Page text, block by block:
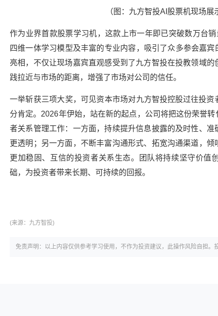
（图：九方智投AI股票机现场展
作为业界首款股票学习机，这款上市一年即已突破数万台
四维一体学习模型及丰富的专业内容，吸引了众多参会嘉
亮相，不仅让现场嘉宾直观感受到了九方智投在投教领域
践拉近与市场的距离，增强了市场对公司的信任。
一举斩获三项大奖，可见资本市场对九方智投控股过往投资
分肯定。2026年伊始，站在新的起点，公司将把这份荣誉
者关系管理工作：一方面，持续提升信息披露的及时性、
更透明；另一方面，不断丰富沟通形式、拓宽沟通渠道，
更加稳固、互信的投资者关系生态。团队将持续坚守价值
础，为投资者带来长期、可持续的回报。
(来源： 九方智投)
免责声明：以上内容仅供参考学习使用，不作为投资建议，此操作风险自担。